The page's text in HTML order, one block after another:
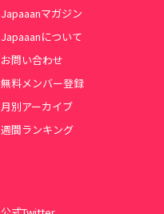
Japaaanマガジン
Japaaanについて
お問い合わせ
無料メンバー登録
月別アーカイブ
週間ランキング